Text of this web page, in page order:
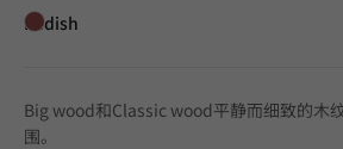
Redish
Big wood和Classic wood平静而细致的木
围。